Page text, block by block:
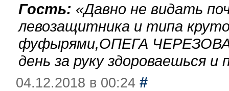
Гость: «Давно не видать
левозащитника и типа
фуфырями,ОПЕГА
день за руку здороваешься
04.12.2018 в 00:24 #